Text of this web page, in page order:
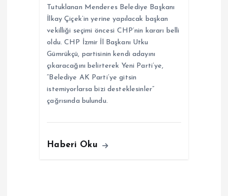
Tutuklanan Menderes Belediye Başkanı
İlkay Çiçek’in yerine yapılacak başkan
vekilliği seçimi öncesi CHP’nin kararı belli
oldu. CHP İzmir İl Başkanı Utku
Gümrükçü, partisinin kendi adayını
çıkaracağını belirterek Yeni Parti’ye,
“Belediye AK Parti’ye gitsin
istemiyorlarsa bizi desteklesinler”
çağrısında bulundu.
Haberi Oku